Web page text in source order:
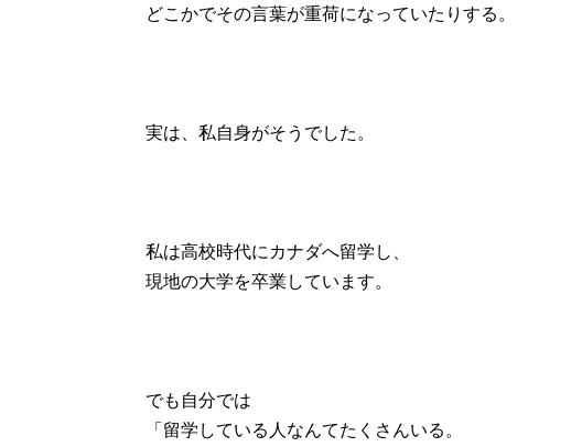
どこかでその言葉が重荷になっていたりする。
実は、私自身がそうでした。
私は高校時代にカナダへ留学し、
現地の大学を卒業しています。
でも自分では
「留学している人なんてたくさんいる。